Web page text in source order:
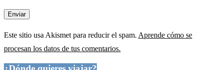
Este sitio usa Akismet para reducir el spam. Aprende cómo se
procesan los datos de tus comentarios.